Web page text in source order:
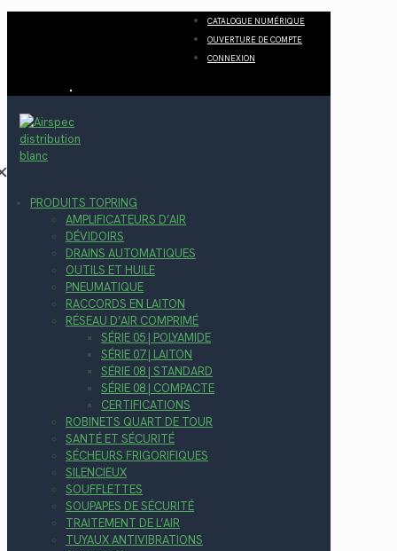
CATALOGUE NUMÉRIQUE
OUVERTURE DE COMPTE
CONNEXION
PRODUITS TOPRING
AMPLIFICATEURS D’AIR
DÉVIDOIRS
DRAINS AUTOMATIQUES
OUTILS ET HUILE
PNEUMATIQUE
RACCORDS EN LAITON
RÉSEAU D’AIR COMPRIMÉ
SÉRIE 05 | POLYAMIDE
SÉRIE 07 | LAITON
SÉRIE 08 | STANDARD
SÉRIE 08 | COMPACTE
CERTIFICATIONS
ROBINETS QUART DE TOUR
SANTÉ ET SÉCURITÉ
SÉCHEURS FRIGORIFIQUES
SILENCIEUX
SOUFFLETTES
SOUPAPES DE SÉCURITÉ
TRAITEMENT DE L’AIR
TUYAUX ANTIVIBRATIONS